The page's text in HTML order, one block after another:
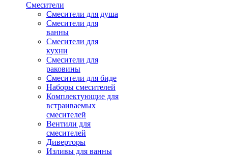
Смесители
Смесители для душа
Смесители для
ванны
Смесители для
кухни
Смесители для
раковины
Смесители для биде
Наборы смесителей
Комплектующие для
встраиваемых
смесителей
Вентили для
смесителей
Диверторы
Изливы для ванны